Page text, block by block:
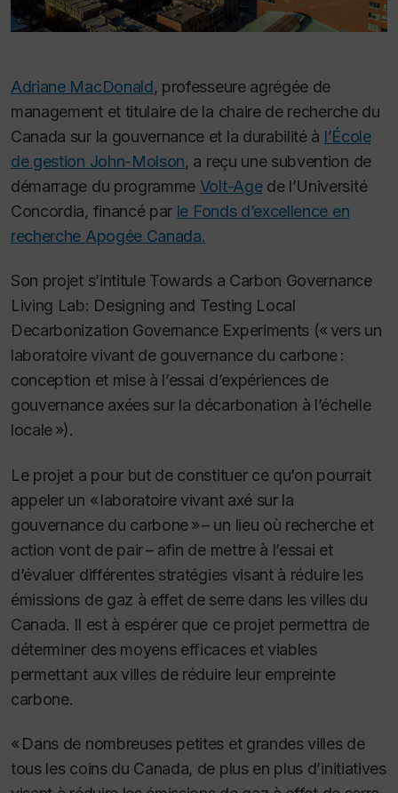
Adriane MacDonald, professeure agrégée de
management et titulaire de la chaire de recherche du
Canada sur la gouvernance et la durabilité à l’École
de gestion John-Molson, a reçu une subvention de
démarrage du programme Volt-Agede l’Université
Concordia, financé par le Fonds d’excellence en
recherche Apogée Canada.
Son projet s’intitule Towards a Carbon Governance
Living Lab: Designing and Testing Local
Decarbonization Governance Experiments (« vers un
laboratoire vivant de gouvernance du carbone :
conception et mise à l’essai d’expériences de
gouvernance axées sur la décarbonation à l’échelle
locale »).
Le projet a pour but de constituer ce qu’on pourrait
appeler un « laboratoire vivant axé sur la
gouvernance du carbone » – un lieu où recherche et
action vont de pair – afin de mettre à l’essai et
d’évaluer différentes stratégies visant à réduire les
émissions de gaz à effet de serre dans les villes du
Canada. Il est à espérer que ce projet permettra de
déterminer des moyens efficaces et viables
permettant aux villes de réduire leur empreinte
carbone.
« Dans de nombreuses petites et grandes villes de
tous les coins du Canada, de plus en plus d’initiatives